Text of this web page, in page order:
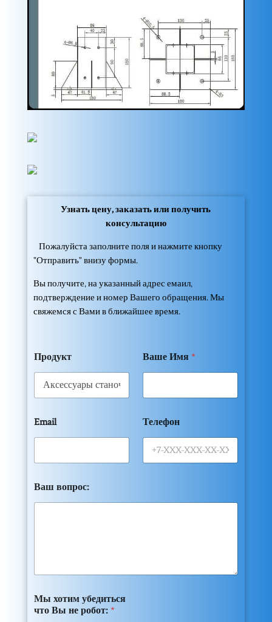
Узнать цену, заказать или получить
консультацию
Пожалуйста заполните поля и нажмите кнопку
"Отправить" внизу формы.
Вы получите, на указанный адрес емаил,
подтверждение и номер Вашего обращения. Мы
свяжемся с Вами в ближайшее время.
Продукт Ваше Имя *
Email Телефон
Ваш вопрос:
Мы хотим убедиться
что Вы не робот: *